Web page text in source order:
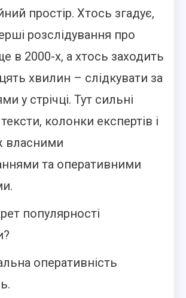
простір. Хтось згадує,
розслідування про
в 2000-х, а хтось заходить
хвилин – слідкувати за
у стрічці. Тут сильні
тексти, колонки експертів і
власними
та оперативними
популярності
оперативність